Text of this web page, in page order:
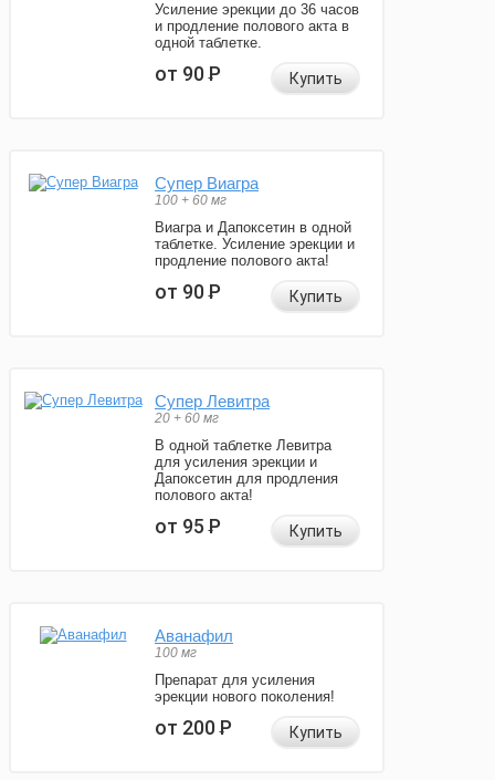
Усиление эрекции до 36 часов
и продление полового акта в
одной таблетке.
от 90Р Купить
Супер Виагра
100 + 60 мг
Виагра и Дапоксетин в одной
таблетке. Усиление эрекции и
продление полового акта!
от 90Р Купить
Супер Левитра
20 + 60 мг
В одной таблетке Левитра
для усиления эрекции и
Дапоксетин для продления
полового акта!
от 95Р Купить
Аванафил
100 мг
Препарат для усиления
эрекции нового поколения!
от 200Р Купить